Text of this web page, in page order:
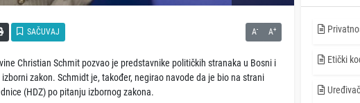
SAČUVAJ A- A+
Christian Schmit pozvao je predstavnike političkih stranaka u Bosni i
zakon. Schmidt je, također, negirao navode da je bio na strani
(HDZ) po pitanju izbornog zakona.
Etički